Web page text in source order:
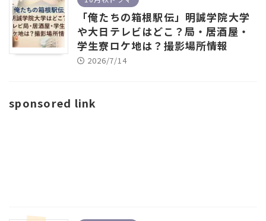
「俺たちの箱根駅伝」明誠学院大学
や大日テレビはどこ？局・居酒屋・
学生寮ロケ地は？撮影場所情報
2026/7/14
sponsored link